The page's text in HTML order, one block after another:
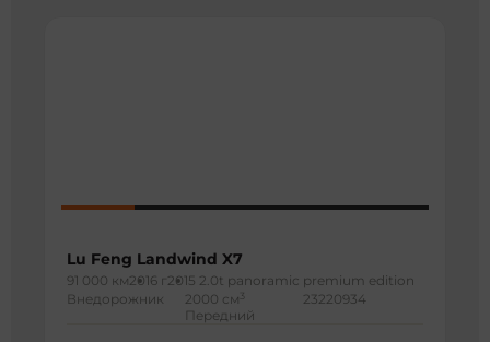
Lu Feng Landwind X7
91 000 км2016 г 2015 2.0t panoramic premium edition
Внедорожник
2000 см 3
Передний
23220934